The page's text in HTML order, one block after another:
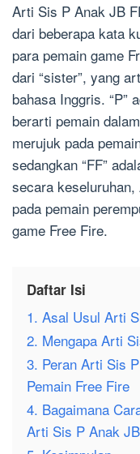
Arti Sis P Anak JB
dari beberapa kata
para pemain game
dari “sister”, yang
bahasa Inggris. “P”
berarti pemain
merujuk pada
sedangkan “FF”
secara
pada pemain
game Free Fire.
Daftar Isi
1. Asal Usul Arti
2. Mengapa Arti
3. Peran Arti Sis
Pemain Free Fire
4. Bagaimana
Arti Sis P Anak